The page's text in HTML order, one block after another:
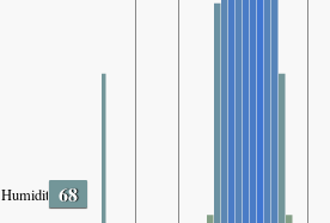
Humidity 68